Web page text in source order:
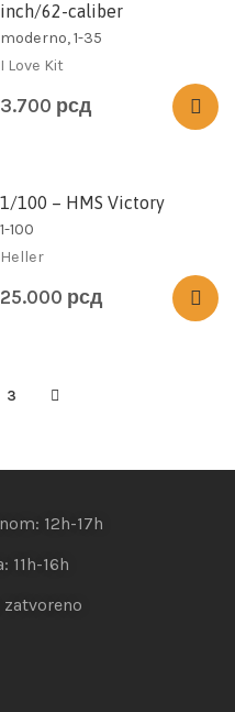
inch/62-caliber
moderno, 1-35
I Love Kit
3.700 рсд
1/100 – HMS Victory
1-100
Heller
25.000 рсд
3
12h-17h
11h-16h